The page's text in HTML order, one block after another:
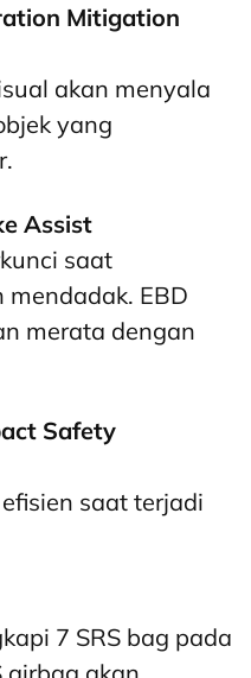
Mitigation
akan menyala
yang
Assist
saat
EBD
merata dengan
Safety
saat terjadi
7 SRS bag pada